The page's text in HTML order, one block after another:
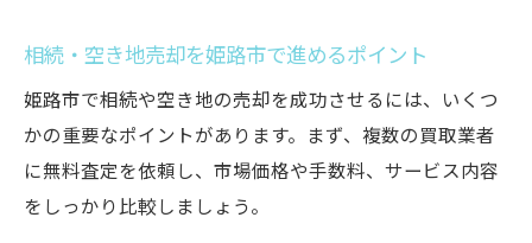
相続・空き地売却を姫路市で進めるポイント
姫路市で相続や空き地の売却を成功させるには、いくつ
かの重要なポイントがあります。まず、複数の買取業者
に無料査定を依頼し、市場価格や手数料、サービス内容
をしっかり比較しましょう。